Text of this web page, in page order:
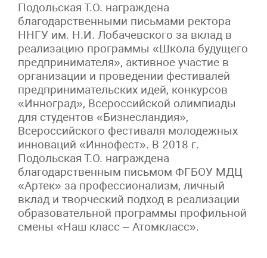
Подольская Т.О. награждена
благодарственными письмами ректора
ННГУ им. Н.И. Лобачевского за вклад в
реализацию программы «Школа будущего
предпринимателя», активное участие в
организации и проведении фестивалей
предпринимательских идей, конкурсов
«Инноград», Всероссийской олимпиады
для студентов «Бизнесландия»,
Всероссийского фестиваля молодежных
инноваций «Иннофест». В 2018 г.
Подольская Т.О. награждена
благодарственным письмом ФГБОУ МДЦ
«Артек» за профессионализм, личный
вклад и творческий подход в реализации
образовательной программы профильной
смены «Наш класс – Атомкласс».